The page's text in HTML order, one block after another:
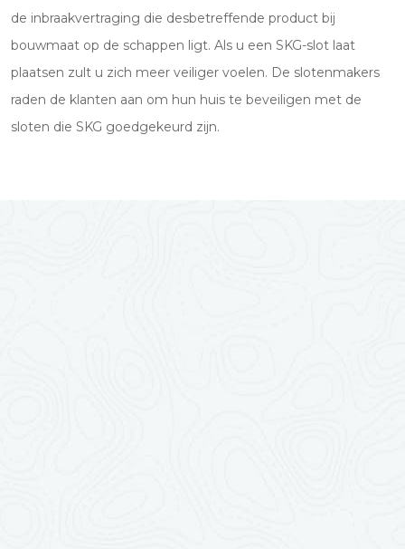
de inbraakvertraging die desbetreffende product bij
bouwmaat op de schappen ligt. Als u een SKG-slot laat
plaatsen zult u zich meer veiliger voelen. De slotenmakers
raden de klanten aan om hun huis te beveiligen met de
sloten die SKG goedgekeurd zijn.